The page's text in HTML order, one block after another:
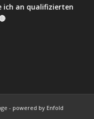
ich an qualifizierten
- powered by Enfold